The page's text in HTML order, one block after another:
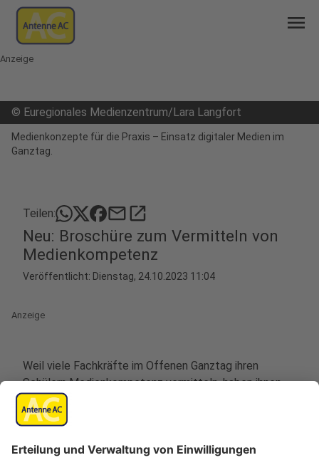
menu
Anzeige
© Euregionales Medienzentrum/Lara Langfort
Medienkonzepte für die Praxis – Einsatz digitaler Medien im
Ganztag.
Teilen: mailopen_in_new
Neu: Broschüre zum Vermitteln von
Medienkompetenz
Veröffentlicht: Dienstag, 24.10.2023 11:04
Anzeige
Weil viele Fachkräfte im Offenen Ganztag ihren
Schülern Medienkompetenz vermitteln, haben ihnen
Stadt und StädteRegion Aachen jetzt eine Broschüre
bereitgestellt mit sinnvollen Tipps und Tools.
Auf 50 Seiten wird darin erklärt, wie man Kinder und